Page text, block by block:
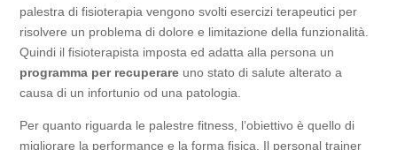
palestra di fisioterapia vengono svolti esercizi terapeutici per
risolvere un problema di dolore e limitazione della funzionalità.
Quindi il fisioterapista imposta ed adatta alla persona un
programma per recuperare uno stato di salute alterato a
causa di un infortunio od una patologia.
Per quanto riguarda le palestre fitness, l’obiettivo è quello di
migliorare la performance e la forma fisica. Il personal trainer